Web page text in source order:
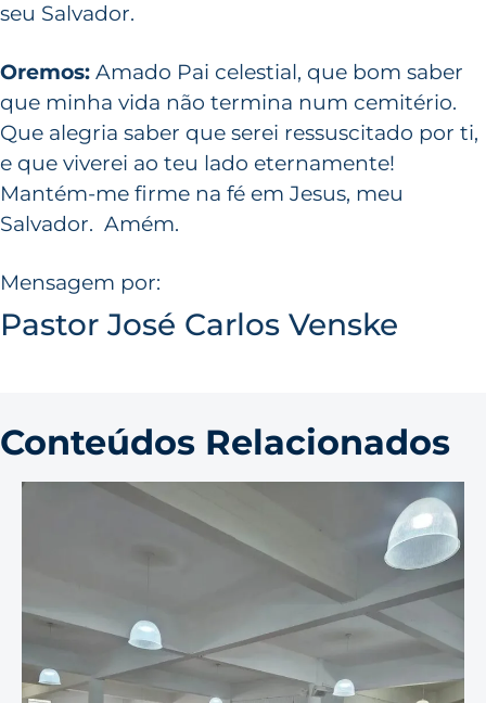
seu Salvador.
Oremos: Amado Pai celestial, que bom saber
que minha vida não termina num cemitério.
Que alegria saber que serei ressuscitado por ti,
e que viverei ao teu lado eternamente!
Mantém-me firme na fé em Jesus, meu
Salvador. Amém.
Mensagem por:
Pastor José Carlos Venske
Conteúdos Relacionados